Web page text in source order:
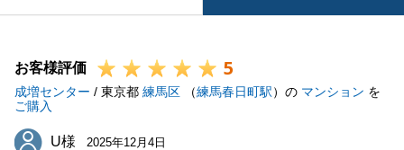
お客様評価 5
成増センター / 東京都 練馬区 （練馬春日町駅）の マンション を
ご購入
U様
U様 2025年12月4日